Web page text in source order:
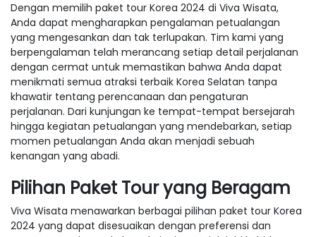
Dengan memilih paket tour Korea 2024 di Viva Wisata,
Anda dapat mengharapkan pengalaman petualangan
yang mengesankan dan tak terlupakan. Tim kami yang
berpengalaman telah merancang setiap detail perjalanan
dengan cermat untuk memastikan bahwa Anda dapat
menikmati semua atraksi terbaik Korea Selatan tanpa
khawatir tentang perencanaan dan pengaturan
perjalanan. Dari kunjungan ke tempat-tempat bersejarah
hingga kegiatan petualangan yang mendebarkan, setiap
momen petualangan Anda akan menjadi sebuah
kenangan yang abadi.
Pilihan Paket Tour yang Beragam
Viva Wisata menawarkan berbagai pilihan paket tour Korea
2024 yang dapat disesuaikan dengan preferensi dan